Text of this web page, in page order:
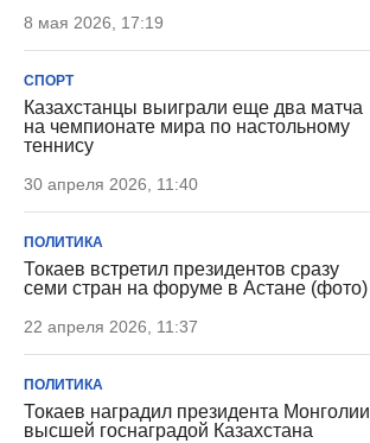
8 мая 2026, 17:19
СПОРТ
Казахстанцы выиграли еще два матча
на чемпионате мира по настольному
теннису
30 апреля 2026, 11:40
ПОЛИТИКА
Токаев встретил президентов сразу
семи стран на форуме в Астане (фото)
22 апреля 2026, 11:37
ПОЛИТИКА
Токаев наградил президента Монголии
высшей госнаградой Казахстана